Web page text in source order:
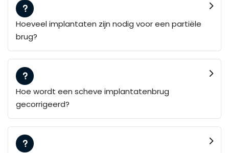
Hoeveel implantaten zijn nodig voor een partiële
brug?
Hoe wordt een scheve implantatenbrug
gecorrigeerd?